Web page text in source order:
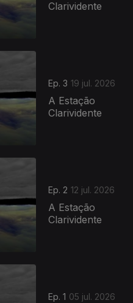
Clarividente
Ep. 3 19 jul. 2026
A Estação
Clarividente
Ep. 2 12 jul. 2026
A Estação
Clarividente
Ep. 1 05 jul. 2026